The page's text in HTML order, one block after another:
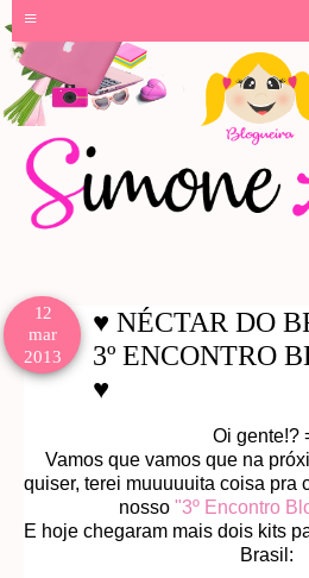
≡
12
mar
2013
♥ NÉCTAR DO
3º ENCONTRO
♥
Oi gente!?
Vamos que vamos que na
quiser, terei muuuuuita coisa pra
nosso "3º Encontro
E hoje chegaram mais dois kits
Brasil: